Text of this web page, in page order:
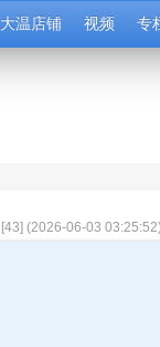
大温店铺 视频 专
[43] (2026-06-03 03:25:52)